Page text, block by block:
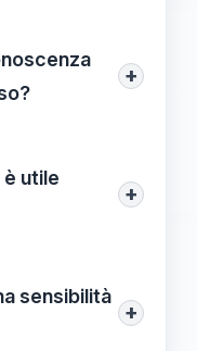
competenze
solving
+
utile
+
aumentativa
sensibilità
+